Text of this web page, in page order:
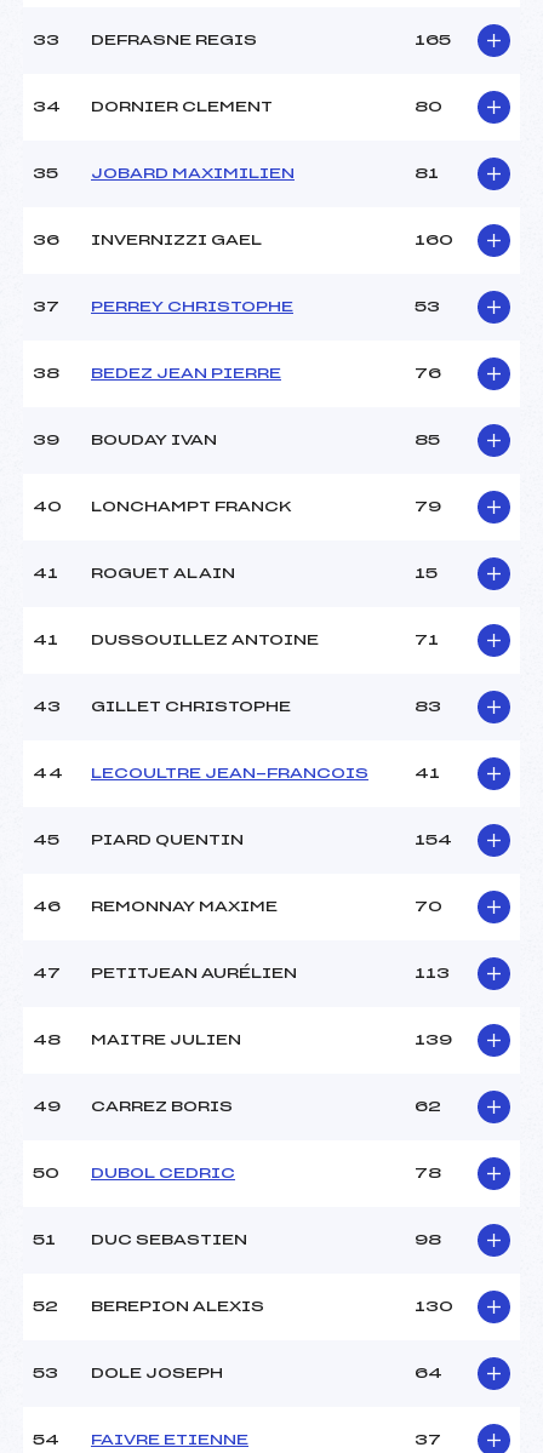
33 DEFRASNE REGIS 165
34 DORNIER CLEMENT 80
35 JOBARD MAXIMILIEN 81
36 INVERNIZZI GAEL 160
37 PERREY CHRISTOPHE 53
38 BEDEZ JEAN PIERRE 76
39 BOUDAY IVAN 85
40 LONCHAMPT FRANCK 79
41 ROGUET ALAIN 15
41 DUSSOUILLEZ ANTOINE 71
43 GILLET CHRISTOPHE 83
44 LECOULTRE JEAN-FRANCOIS 41
45 PIARD QUENTIN 154
46 REMONNAY MAXIME 70
47 PETITJEAN AURÉLIEN 113
48 MAITRE JULIEN 139
49 CARREZ BORIS 62
50 DUBOL CEDRIC 78
51 DUC SEBASTIEN 98
52 BEREPION ALEXIS 130
53 DOLE JOSEPH 64
54 FAIVRE ETIENNE 37